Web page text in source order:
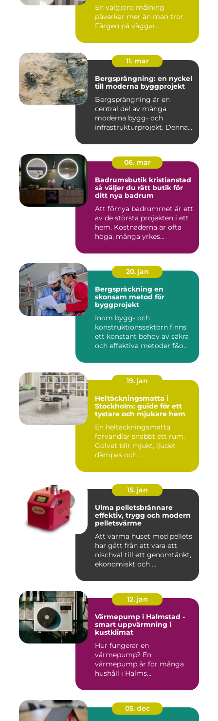
En välgjord målning
påverkar mer än man tror.
Färgen på väggar...
11. mar
Bergsprängning: en nyckel
till moderna byggprojekt
Bergsprängning är en
central del av många
moderna bygg- och
infrastrukturprojekt. Denna
06. mar
Badrumsbutik kristianstad
så väljer du rätt butik för
ditt nya badrum
Att förnya badrummet är ett
av de största projekten i ett
hem. Kostnaderna är ofta
höga, många yrkes...
20. jan
Bergspräckning en
skonsam metod för
byggprojekt
Inom bygg- och
konstruktionssektorn finns
ett konstant behov av säkra
och effektiva metoder f&o...
19. jan
Heltäckningsmatta i
Stockholm: guide för ett
tystare och mjukare hem
En heltäckningsmatta
förvandlar snabbt ett rum.
Golvet blir mjukt, ljudet
dämpas och ...
15. jan
Ulma pelletsbrännare
effektiv, trygg och modern
pelletsvärme
Att värma huset med pellets
har gått från att vara ett
nischval till ett genomtänkt,
ekonomiskt och ...
12. jan
Värmepump i Halmstad -
smart uppvärmning i
kustklimat
Hur fungerar en
värmepump? En
värmepump är för många
hushåll i Halms...
05. dec